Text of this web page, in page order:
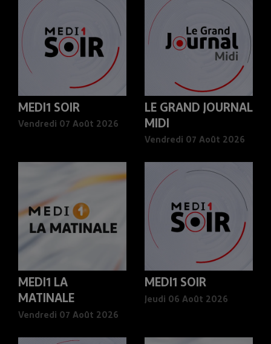
MEDI1 SOIR
Vendredi 07 Août 2026
LE GRAND JOURNAL
MIDI
Vendredi 07 Août 2026
MEDI1 LA
MATINALE
Vendredi 07 Août 2026
MEDI1 SOIR
Jeudi 06 Août 2026